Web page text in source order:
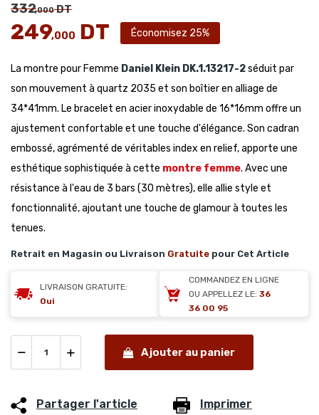
332,000DT
249,000 DT Économisez 25%
La montre pour Femme Daniel Klein DK.1.13217-2séduit par
son mouvement à quartz 2035 et son boîtier en alliage de
34*41mm. Le bracelet en acier inoxydable de 16*16mm offre un
ajustement confortable et une touche d'élégance. Son cadran
embossé, agrémenté de véritables index en relief, apporte une
esthétique sophistiquée à cette montre femme. Avec une
résistance à l'eau de 3 bars (30 mètres), elle allie style et
fonctionnalité, ajoutant une touche de glamour à toutes les
tenues.
Retrait en Magasin ou Livraison Gratuite pour Cet Article
LIVRAISON GRATUITE:
Oui
COMMANDEZ EN LIGNE
OU APPELLEZ LE: 36
36 00 95
Ajouter au panier
Partager l'article Imprimer